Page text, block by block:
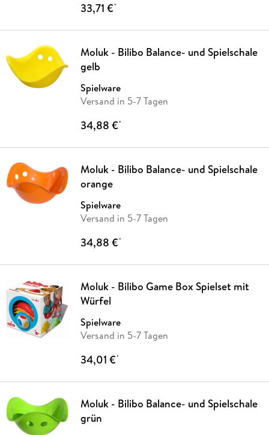
33,71 €*
Moluk - Bilibo Balance- und Spielschale
gelb
Spielware
Versand in 5-7 Tagen
34,88 €*
Moluk - Bilibo Balance- und Spielschale
orange
Spielware
Versand in 5-7 Tagen
34,88 €*
Moluk - Bilibo Game Box Spielset mit
Würfel
Spielware
Versand in 5-7 Tagen
34,01 €*
Moluk - Bilibo Balance- und Spielschale
grün